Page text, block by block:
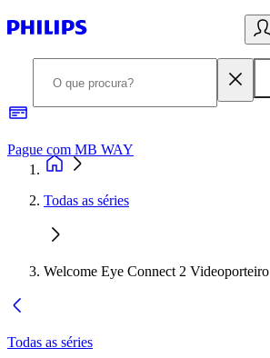
Pague com MB WAY
Todas as séries
Welcome Eye Connect 2 Videoporteiro
Todas as séries